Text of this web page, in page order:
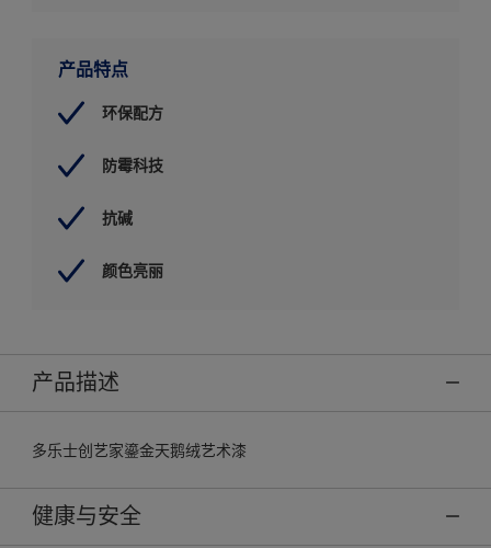
产品特点
环保配方
防霉科技
抗碱
颜色亮丽
产品描述
多乐士创艺家鎏金天鹅绒艺术漆
健康与安全